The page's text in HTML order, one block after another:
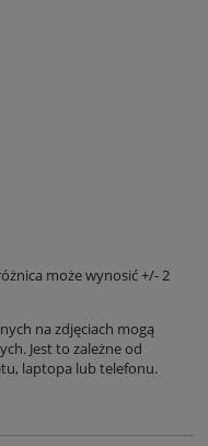
może wynosić +/- 2
na zdjęciach mogą
Jest to zależne od
laptopa lub telefonu.